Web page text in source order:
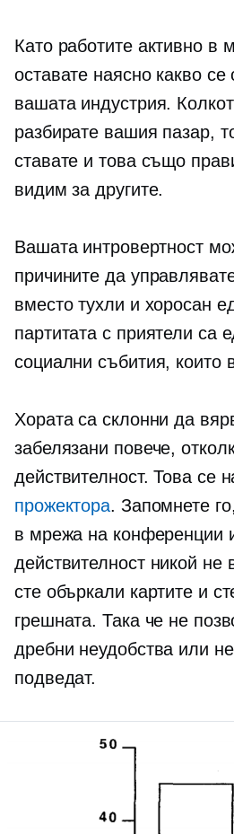
Като работите активно в
оставате наясно какво се
вашата индустрия.
разбирате вашия пазар,
ставате и това също
видим за другите.
Вашата интровертност
причините да
вместотухли и хоросан
партитата с приятели са
социални събития, които
Хората са склонни да
забелязани повече,
действителност. Това се
прожектора. Запомнете
в мрежа на конференции
действителност никой не
сте объркали картите и
грешната. Така че не
дребни неудобства или
подведат.